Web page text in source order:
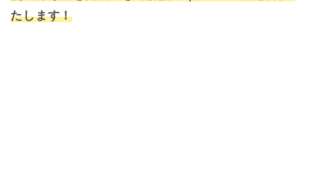
たします！